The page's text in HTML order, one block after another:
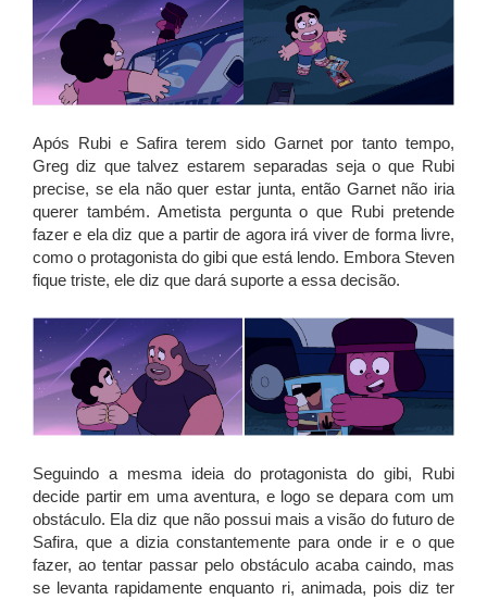
Após Rubi e Safira terem sido Garnet por tanto tempo,
Greg diz que talvez estarem separadas seja o que Rubi
precise, se ela não quer estar junta, então Garnet não iria
querer também. Ametista pergunta o que Rubi pretende
fazer e ela diz que a partir de agora irá viver de forma livre,
como o protagonista do gibi que está lendo. Embora Steven
fique triste, ele diz que dará suporte a essa decisão.
Seguindo a mesma ideia do protagonista do gibi, Rubi
decide partir em uma aventura, e logo se depara com um
obstáculo. Ela diz que não possui mais a visão do futuro de
Safira, que a dizia constantemente para onde ir e o que
fazer, ao tentar passar pelo obstáculo acaba caindo, mas
se levanta rapidamente enquanto ri, animada, pois diz ter